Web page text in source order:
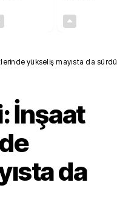
yükseliş mayısta da sürdü
İnşaat
da